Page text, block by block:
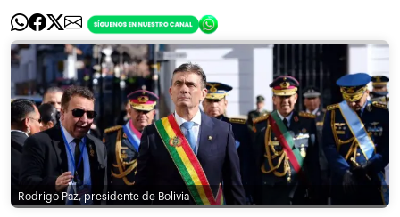
Rodrigo Paz, presidente de Bolivia